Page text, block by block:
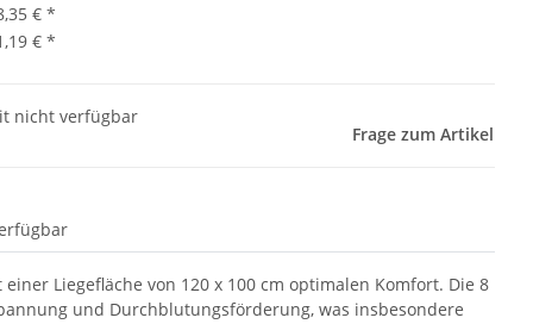
€ *
€ *
nicht verfügbar
Frage zum Artikel
Liegefläche von 120 x 100 cm optimalen Komfort. Die 8
und Durchblutungsförderung, was insbesondere